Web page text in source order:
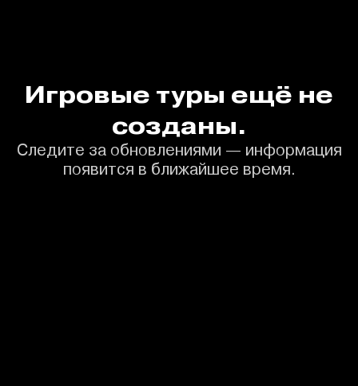
Игровые туры ещё не
созданы.
Следите за обновлениями — информация
появится в ближайшее время.